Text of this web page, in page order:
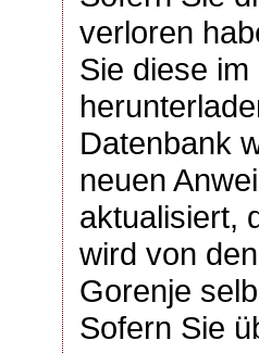
verloren
Sie diese
Datenbank
neuen
aktualisiert,
wird von
Gorenje
Sofern Sie